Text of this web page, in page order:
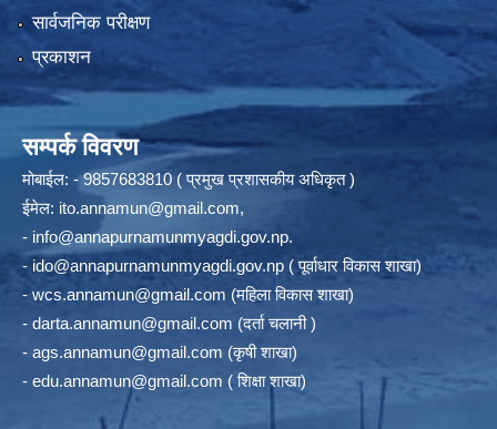
सार्वजनिक परीक्षण
प्रकाशन
सम्पर्क विवरण
मोबाईल: - 9857683810 ( प्रमुख प्रशासकीय अधिकृत )
ईमेल: ito.annamun@gmail.com,
- info@annapurnamunmyagdi.gov.np.
- ido@annapurnamunmyagdi.gov.np ( पूर्वाधार विकास शाखा)
- wcs.annamun@gmail.com (महिला विकास शाखा)
- darta.annamun@gmail.com (दर्ता चलानी )
- ags.annamun@gmail.com (कृषी शाखा)
- edu.annamun@gmail.com ( शिक्षा शाखा)